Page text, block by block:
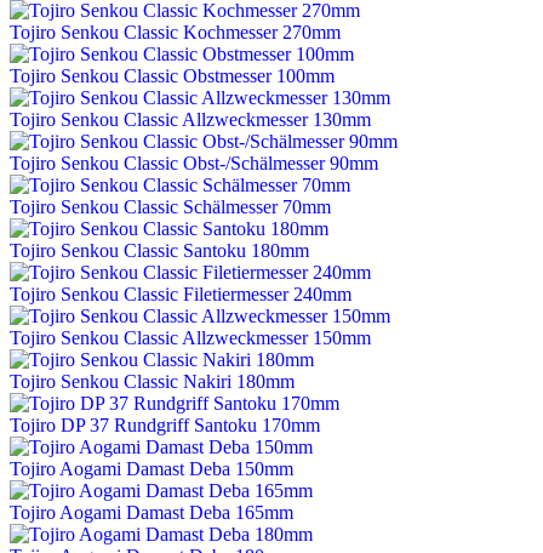
Tojiro Senkou Classic Kochmesser 270mm
Tojiro Senkou Classic Obstmesser 100mm
Tojiro Senkou Classic Allzweckmesser 130mm
Tojiro Senkou Classic Obst-/Schälmesser 90mm
Tojiro Senkou Classic Schälmesser 70mm
Tojiro Senkou Classic Santoku 180mm
Tojiro Senkou Classic Filetiermesser 240mm
Tojiro Senkou Classic Allzweckmesser 150mm
Tojiro Senkou Classic Nakiri 180mm
Tojiro DP 37 Rundgriff Santoku 170mm
Tojiro Aogami Damast Deba 150mm
Tojiro Aogami Damast Deba 165mm